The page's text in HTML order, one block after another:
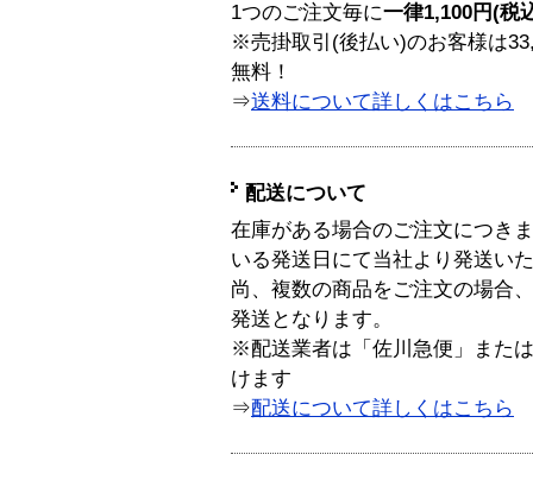
1つのご注文毎に一律1,100円(税
※売掛取引(後払い)のお客様は
無料！
⇒送料について詳しくはこちら
配送について
在庫がある場合のご注文につき
いる発送日にて当社より発送い
尚、複数の商品をご注文の場合
発送となります。
※配送業者は「佐川急便」また
けます
⇒配送について詳しくはこちら